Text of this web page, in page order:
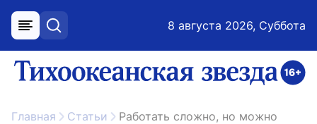
меню поиск 8 августа 2026, Суббота
ссылка на главную
Главная Статьи Работать сложно, но можно